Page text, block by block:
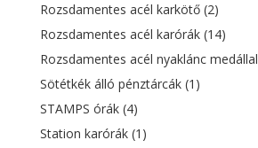
Rozsdamentes acél karkötő (2)
Rozsdamentes acél karórák (14)
Rozsdamentes acél nyaklánc medállal
Sötétkék álló pénztárcák (1)
STAMPS órák (4)
Station karórák (1)